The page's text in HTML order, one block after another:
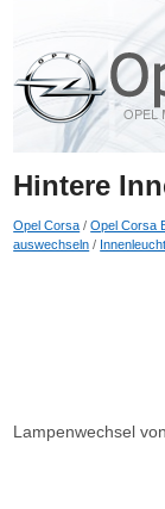
Hintere
Opel Corsa /Opel Corsa
auswechseln /
Lampenwechsel